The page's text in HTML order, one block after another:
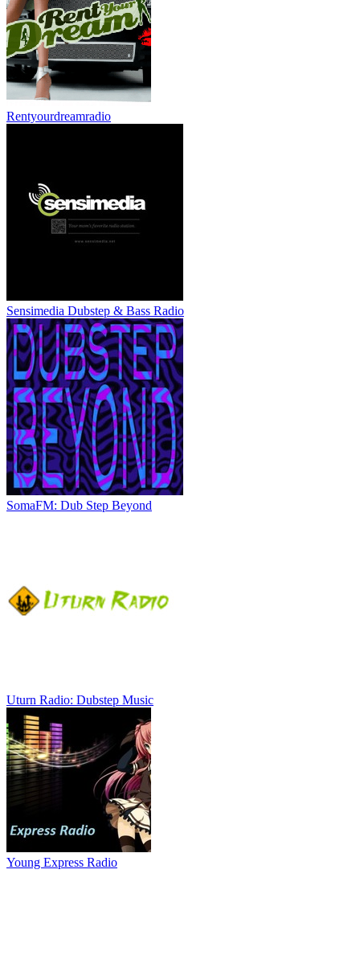
Rentyourdreamradio
Sensimedia Dubstep & Bass Radio
SomaFM: Dub Step Beyond
Uturn Radio: Dubstep Music
Young Express Radio